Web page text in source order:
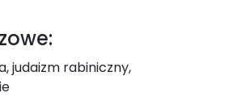
judaizm rabiniczny,